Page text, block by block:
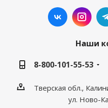
Наши
8-800-101-55-53
Тверская обл.,
ул. Ново-